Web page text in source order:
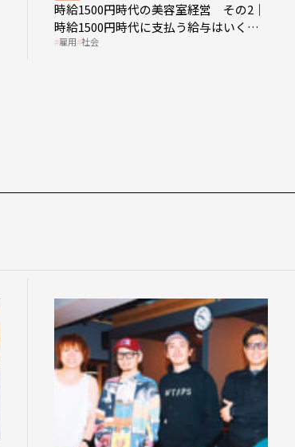
時給1500円時代の美容室経営 その2｜
時給1500円時代に支払う給与はいくら
なのか
雇用 社会